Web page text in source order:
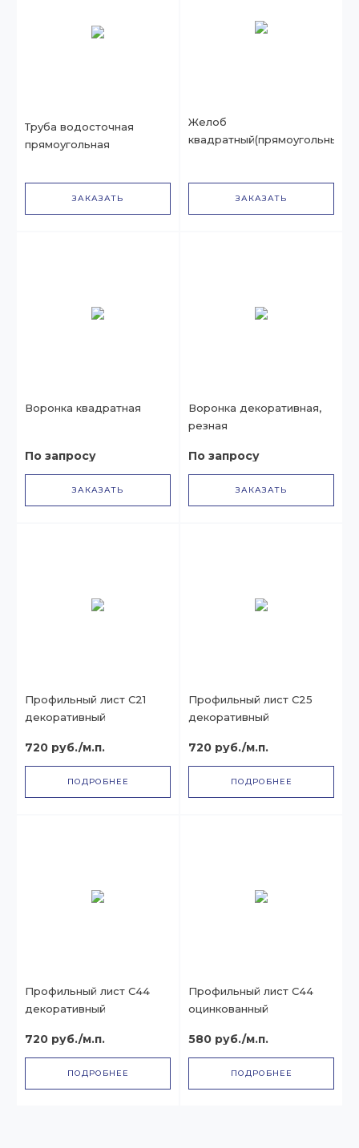
Труба водосточная
прямоугольная
ЗАКАЗАТЬ
Желоб
квадратный(прямоугольный)
ЗАКАЗАТЬ
Воронка квадратная
По запросу
ЗАКАЗАТЬ
Воронка декоративная,
резная
По запросу
ЗАКАЗАТЬ
Профильный лист С21
декоративный
720 руб./м.п.
ПОДРОБНЕЕ
Профильный лист С25
декоративный
720 руб./м.п.
ПОДРОБНЕЕ
Профильный лист С44
декоративный
720 руб./м.п.
ПОДРОБНЕЕ
Профильный лист С44
оцинкованный
580 руб./м.п.
ПОДРОБНЕЕ